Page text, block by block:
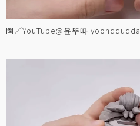
圖／YouTube@윤뚜따 yoonddudda